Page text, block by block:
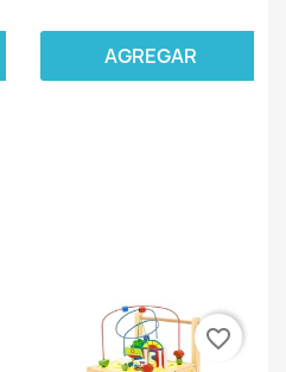
AGREGAR
favorite_border